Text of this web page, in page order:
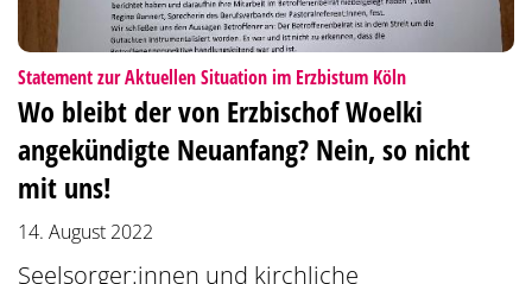
Statement zur Aktuellen Situation im Erzbistum Köln:
Wo bleibt der von Erzbischof Woelki
angekündigte Neuanfang? Nein, so nicht
mit uns!
14. August 2022
Seelsorger:innen und kirchliche